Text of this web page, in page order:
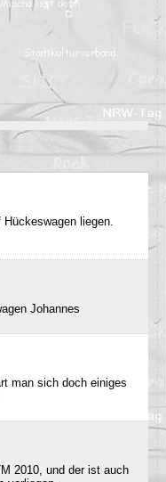
liegen.
Johannes
man sich doch einiges
2010, und der ist auch